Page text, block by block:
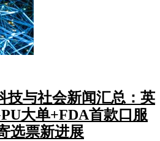
技与社会新闻汇总：英
大单+FDA首款口服
选票新进展